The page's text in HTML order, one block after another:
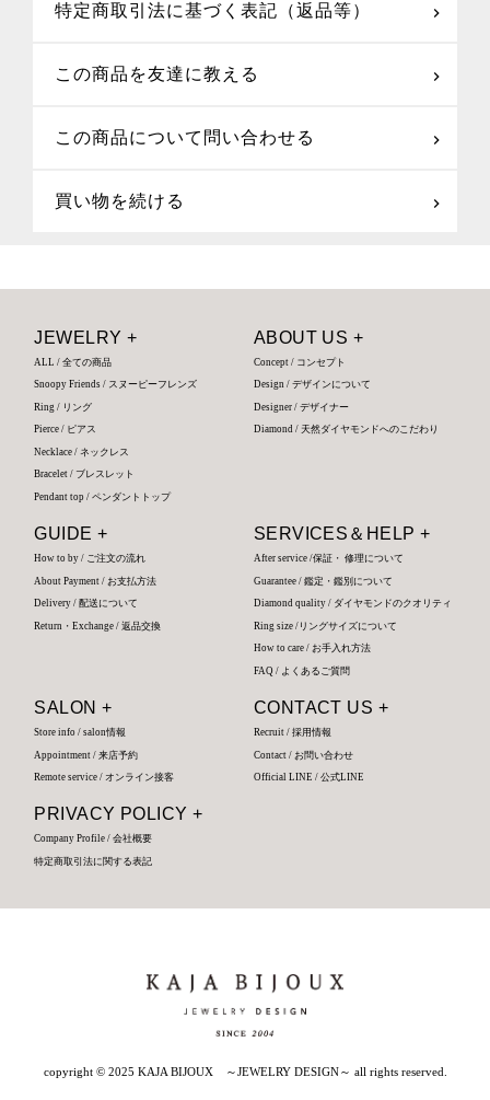
特定商取引法に基づく表記（返品等）
この商品を友達に教える
この商品について問い合わせる
買い物を続ける
JEWELRY +
ALL / 全ての商品
Snoopy Friends / スヌーピーフレンズ
Ring / リング
Pierce / ピアス
Necklace / ネックレス
Bracelet / ブレスレット
Pendant top / ペンダントトップ
ABOUT US +
Concept / コンセプト
Design / デザインについて
Designer / デザイナー
Diamond / 天然ダイヤモンドへのこだわり
GUIDE +
How to by / ご注文の流れ
About Payment / お支払方法
Delivery / 配送について
Return・Exchange / 返品交換
SERVICES＆HELP +
After service /保証・ 修理について
Guarantee / 鑑定・鑑別について
Diamond quality / ダイヤモンドのクオリティ
Ring size /リングサイズについて
How to care / お手入れ方法
FAQ / よくあるご質問
SALON +
Store info / salon情報
Appointment / 来店予約
Remote service / オンライン接客
CONTACT US +
Recruit / 採用情報
Contact / お問い合わせ
Official LINE / 公式LINE
PRIVACY POLICY +
Company Profile / 会社概要
特定商取引法に関する表記
copyright © 2025 KAJA BIJOUX ～JEWELRY DESIGN～ all rights reserved.